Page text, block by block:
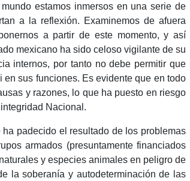
estamos inmersos en una serie de
a la reflexión. Examinemos de afuera
a partir de este momento, y así
mexicano ha sido celoso vigilante de su
internos, por tanto no debe permitir que
sus funciones. Es evidente que en todo
y razones, lo que ha puesto en riesgo
Nacional.
padecido el resultado de los problemas
armados (presuntamente financiados
y especies animales en peligro de
la soberanía y autodeterminación de las